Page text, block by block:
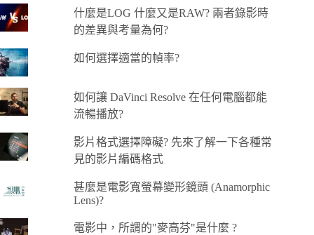
什麼是LOG 什麼又是RAW? 兩者錄影時
的差異與考量為何?
如何選擇適當的幀率?
如何讓 DaVinci Resolve 在任何電腦都能
流暢播放?
影片格式選擇障礙? 先來了解一下各種常
見的影片編碼格式
甚麼是電影寬螢幕變形鏡頭 (Anamorphic
Lens)?
電影中，所謂的"麥高芬"是什麼 ?